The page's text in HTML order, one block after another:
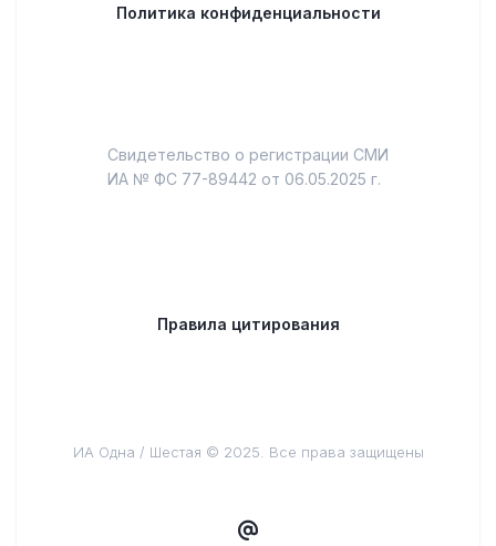
Политика конфиденциальности
Свидетельство о регистрации СМИ
ИА № ФС 77-89442 от 06.05.2025 г.
Правила цитирования
ИА Одна / Шестая © 2025. Все права защищены